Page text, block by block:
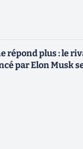
répond plus : le
par Elon Musk